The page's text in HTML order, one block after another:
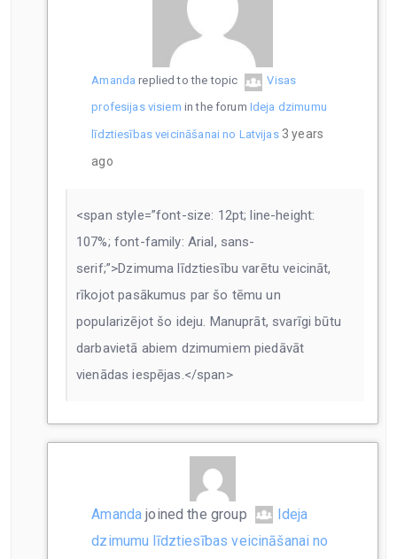
Amanda replied to the topic
Visas
profesijas visiem in the forum Ideja dzimumu
līdztiesības veicināšanai no Latvijas 3 years
ago
<span style=”font-size: 12pt; line-height:
107%; font-family: Arial, sans-
serif;”>Dzimuma līdztiesību varētu veicināt,
rīkojot pasākumus par šo tēmu un
popularizējot šo ideju. Manuprāt, svarīgi būtu
darbavietā abiem dzimumiem piedāvāt
vienādas iespējas.</span>
Amanda joined the group
Ideja
dzimumu līdztiesības veicināšanai no